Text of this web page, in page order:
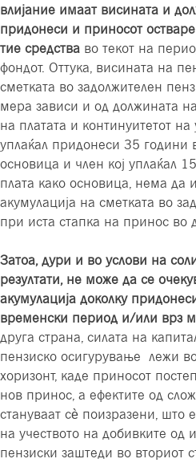
влијание имаат висината и
придонеси и приносот
тие средства во текот на
фондот. Оттука, висината на
сметката во задолжителен
мера зависи и од должината
на платата и континуитетот
уплаќал придонеси 35 години
основица и член кој уплаќал
плата како основица, нема да
акумулација на сметката во
при иста стапка на принос во
Затоа, дури и во услови на
резултати, не може да се
акумулација доколку
временски период и/или врз
друга страна, силата на
пензиско осигурување лежи
хоризонт, каде приносот
нов принос, а ефектите од
стануваат сè поизразени, што
на учеството на добивките од
пензиски заштеди во вториот